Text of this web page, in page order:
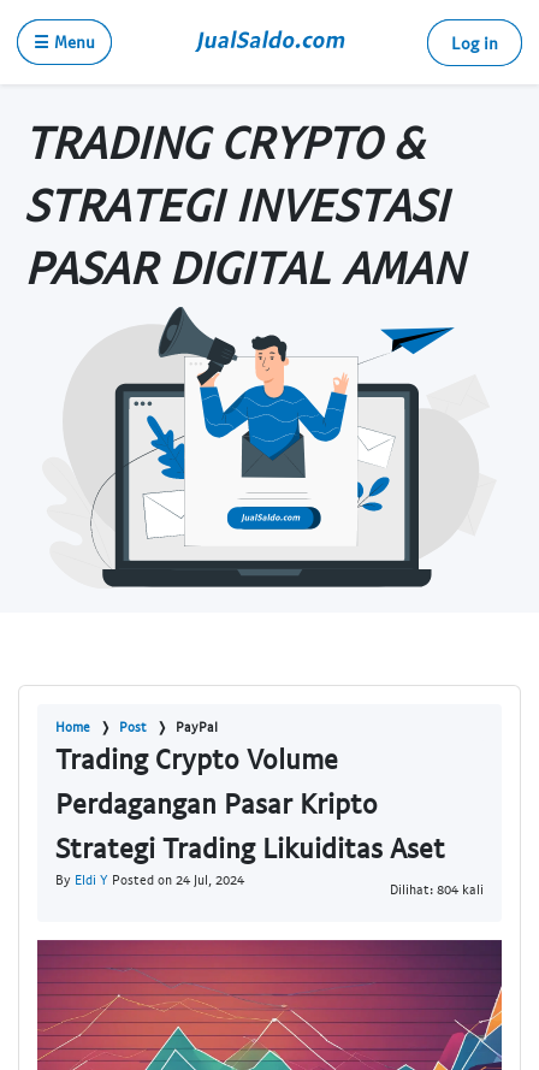
☰ Menu Log in
TRADING CRYPTO &
STRATEGI INVESTASI
PASAR DIGITAL AMAN
Home Post PayPal
Trading Crypto Volume
Perdagangan Pasar Kripto
Strategi Trading Likuiditas Aset
By Eldi Y Posted on 24 Jul, 2024
Dilihat: 804 kali